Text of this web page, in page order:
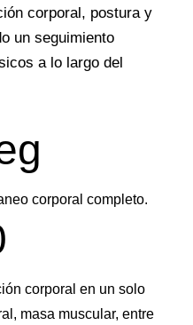
corporal, postura y
un seguimiento
a lo largo del
corporal completo.
corporal en un solo
masa muscular, entre